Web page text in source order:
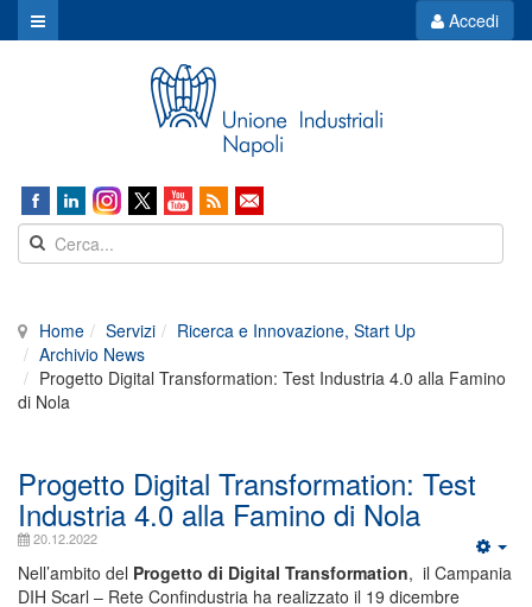
Accedi
Home Servizi
Ricerca e Innovazione, Start Up
Archivio News
Progetto Digital Transformation: Test Industria 4.0 alla Famino
di Nola
Progetto Digital Transformation: Test
Industria 4.0 alla Famino di Nola
20.12.2022
Nell’ambito del Progetto di Digital Transformation, il Campania
DIH Scarl – Rete Confindustria ha realizzato il 19 dicembre